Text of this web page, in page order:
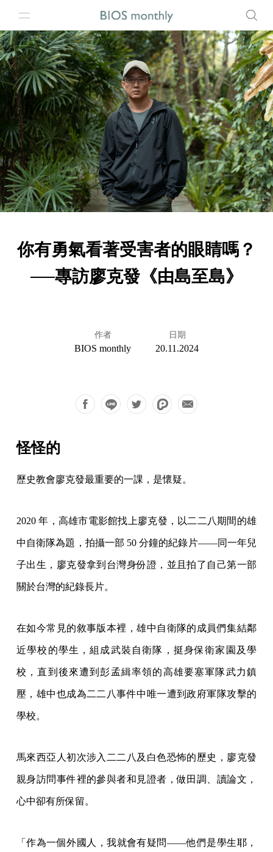
你有勇氣看著受害者的眼睛嗎？
──專訪廖克發《由島至島》
作者
BIOS monthly
日期
20.11.2024
怪怪的
歷史教會廖克發最重要的一課，是懷疑。
2020 年，高雄市電影館找上廖克發，以二二八期間的雄
中自衛隊為題，拍攝一部 50 分鐘的紀錄片——同一年兒
子出生，廖克發拿到台灣身份證，並且拍了自己第一部
關於台灣的紀錄長片。
在如今常見的敘事版本裡，雄中自衛隊的成員們集結鄰
近學校的學生，組成武裝自衛隊，挺身保衛家園及學
校，直到後來遭到彭孟緝率領的高雄要塞軍隊武力鎮
壓，雄中也成為二二八事件中唯一遭到政府軍隊攻擊的
學校。
馬來西亞人初次涉入二二八及白色恐怖的歷史，廖克發
親身訪問事件裡的參與者和見證者，做田調、讀論文，
心中卻有所保留。
「作為一個外國人，我就會有疑問——他們是學生耶，